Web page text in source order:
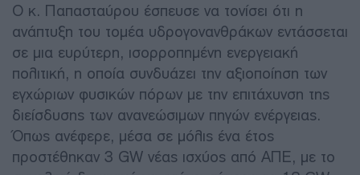
Ο κ. Παπασταύρου έσπευσε να τονίσει ότι η
ανάπτυξη του τομέα υδρογονανθράκων εντάσσεται
σε μια ευρύτερη, ισορροπημένη ενεργειακή
πολιτική, η οποία συνδυάζει την αξιοποίηση των
εγχώριων φυσικών πόρων με την επιτάχυνση της
διείσδυσης των ανανεώσιμων πηγών ενέργειας.
Όπως ανέφερε, μέσα σε μόλις ένα έτος
προστέθηκαν 3 GW νέας ισχύος από ΑΠΕ, με το